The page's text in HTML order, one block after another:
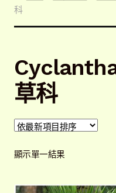
植物圖鑑/標示牌/附件
科
草科
顯示單一結果